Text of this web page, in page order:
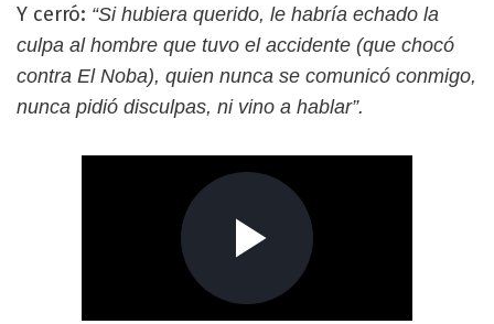
Y cerró: “Si hubiera querido, le habría echado la
culpa al hombre que tuvo el accidente (que chocó
contra El Noba), quien nunca se comunicó conmigo,
nunca pidió disculpas, ni vino a hablar”.